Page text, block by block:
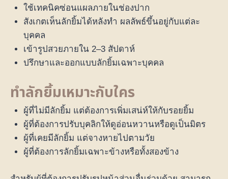
ใช้เทคนิคซ่อนแผลภายในช่องปาก
สังเกตเห็นลักยิ้มได้หลังทำ ผลลัพธ์ขึ้นอยู่กับแต่ละ
บุคคล
เข้ารูปสวยภายใน 2–3 สัปดาห์
ปรึกษาและออกแบบลักยิ้มเฉพาะบุคคล
ทำลักยิ้มเหมาะกับใคร
ผู้ที่ไม่มีลักยิ้ม แต่ต้องการเพิ่มเสน่ห์ให้กับรอยยิ้ม
ผู้ที่ต้องการปรับบุคลิกให้ดูอ่อนหวานหรือดูเป็นมิตร
ผู้ที่เคยมีลักยิ้ม แต่จางหายไปตามวัย
ผู้ที่ต้องการลักยิ้มเฉพาะข้างหรือทั้งสองข้าง